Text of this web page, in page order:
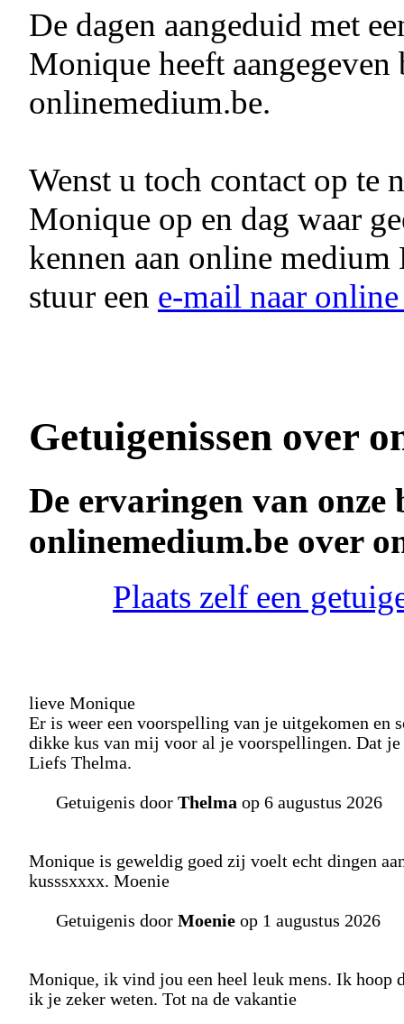
De dagen aangeduid met
Monique heeft
onlinemedium.be.
Wenst u toch contact op te
Monique op en dag waar
kennen aan online
stuur een e-mail naar
Getuigenissen over
De ervaringen van onze
onlinemedium.be over
Plaats zelf een
lieve Monique
Er is weer een voorspelling van je uitgekomen en
dikke kus van mij voor al je voorspellingen. Dat
Liefs Thelma.
Getuigenis door Thelma op 6 augustus 2026
Monique is geweldig goed zij voelt echt dingen
kusssxxxx. Moenie
Getuigenis door Moenie op 1 augustus 2026
Monique, ik vind jou een heel leuk mens. Ik hoop
ik je zeker weten. Tot na de vakantie